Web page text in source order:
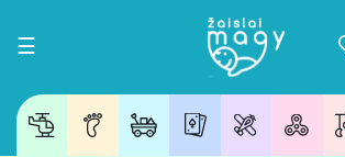
Toggle navigation
☰